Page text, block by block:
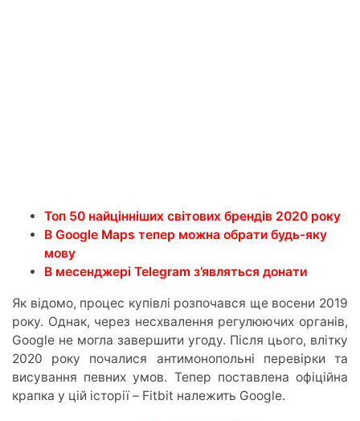
Топ 50 найцінніших світових брендів 2020 року
В Google Maps тепер можна обрати будь-яку
мову
В месенджері Telegram з’являться донати
Як відомо, процес купівлі розпочався ще восени 2019
року. Однак, через несхвалення регулюючих органів,
Google не могла завершити угоду. Після цього, влітку
2020 року почалися антимонопольні перевірки та
висування певних умов. Тепер поставлена офіційна
крапка у цій історії – Fitbit належить Google.